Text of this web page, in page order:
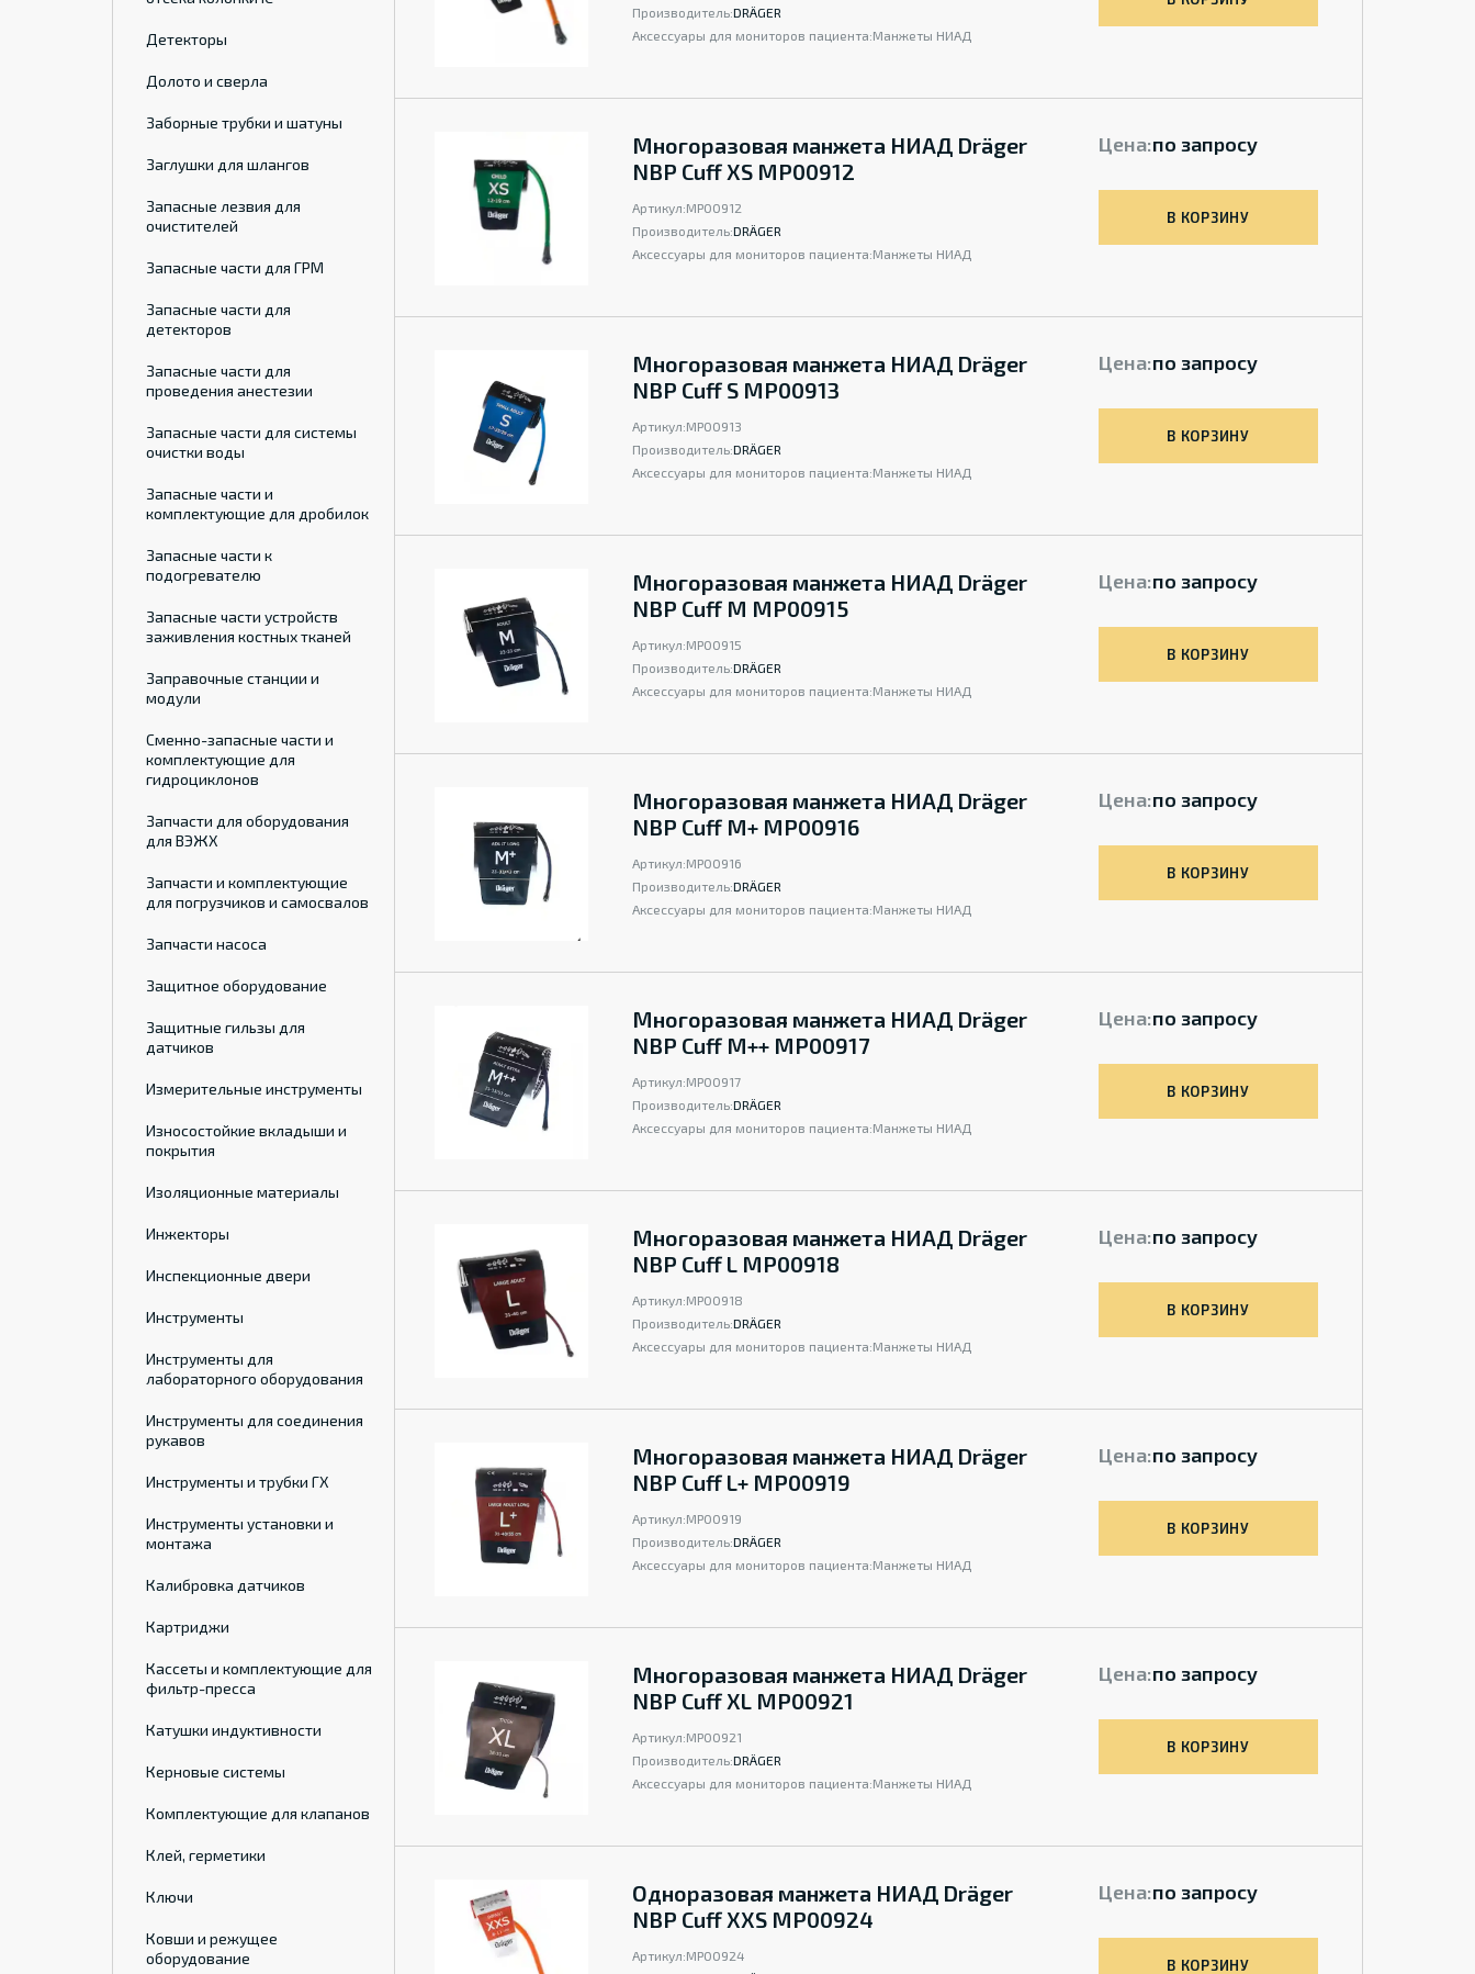
Детекторы
Долото и сверла
Заборные трубки и шатуны
Заглушки для шлангов
Запасные лезвия для
очистителей
Запасные части для ГРМ
Запасные части для
детекторов
Запасные части для
проведения анестезии
Запасные части для системы
очистки воды
Запасные части и
комплектующие для дробилок
Запасные части к
подогревателю
Запасные части устройств
заживления костных тканей
Заправочные станции и
модули
Сменно-запасные части и
комплектующие для
гидроциклонов
Запчасти для оборудования
для ВЭЖХ
Запчасти и комплектующие
для погрузчиков и самосвалов
Запчасти насоса
Защитное оборудование
Защитные гильзы для
датчиков
Измерительные инструменты
Износостойкие вкладыши и
покрытия
Изоляционные материалы
Инжекторы
Инспекционные двери
Инструменты
Инструменты для
лабораторного оборудования
Инструменты для соединения
рукавов
Инструменты и трубки ГХ
Инструменты установки и
монтажа
Калибровка датчиков
Картриджи
Кассеты и комплектующие для
фильтр-пресса
Катушки индуктивности
Керновые системы
Комплектующие для клапанов
Клей, герметики
Ключи
Ковши и режущее
оборудование
Производитель:DRÄGER
Аксессуары для мониторов пациента:Манжеты НИАД
Многоразовая манжета НИАД Dräger
NBP Cuff XS MP00912
Артикул:MP00912
Производитель:DRÄGER
Аксессуары для мониторов пациента:Манжеты НИАД
Цена:по запросу
В КОРЗИНУ
Многоразовая манжета НИАД Dräger
NBP Cuff S MP00913
Артикул:MP00913
Производитель:DRÄGER
Аксессуары для мониторов пациента:Манжеты НИАД
Цена:по запросу
В КОРЗИНУ
Многоразовая манжета НИАД Dräger
NBP Cuff M MP00915
Артикул:MP00915
Производитель:DRÄGER
Аксессуары для мониторов пациента:Манжеты НИАД
Цена:по запросу
В КОРЗИНУ
Многоразовая манжета НИАД Dräger
NBP Cuff M+ MP00916
Артикул:MP00916
Производитель:DRÄGER
Аксессуары для мониторов пациента:Манжеты НИАД
Цена:по запросу
В КОРЗИНУ
Многоразовая манжета НИАД Dräger
NBP Cuff M++ MP00917
Артикул:MP00917
Производитель:DRÄGER
Аксессуары для мониторов пациента:Манжеты НИАД
Цена:по запросу
В КОРЗИНУ
Многоразовая манжета НИАД Dräger
NBP Cuff L MP00918
Артикул:MP00918
Производитель:DRÄGER
Аксессуары для мониторов пациента:Манжеты НИАД
Цена:по запросу
В КОРЗИНУ
Многоразовая манжета НИАД Dräger
NBP Cuff L+ MP00919
Артикул:MP00919
Производитель:DRÄGER
Аксессуары для мониторов пациента:Манжеты НИАД
Цена:по запросу
В КОРЗИНУ
Многоразовая манжета НИАД Dräger
NBP Cuff XL MP00921
Артикул:MP00921
Производитель:DRÄGER
Аксессуары для мониторов пациента:Манжеты НИАД
Цена:по запросу
В КОРЗИНУ
Одноразовая манжета НИАД Dräger
NBP Cuff XXS MP00924
Артикул:MP00924
Цена:по запросу
В КОРЗИНУ